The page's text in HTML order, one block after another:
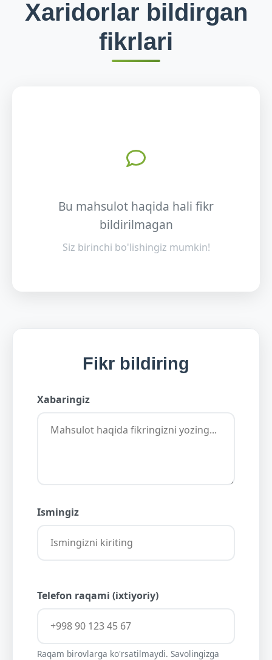
Xaridorlar bildirgan
fikrlari
Bu mahsulot haqida hali fikr
bildirilmagan
Siz birinchi bo'lishingiz mumkin!
Fikr bildiring
Xabaringiz
Ismingiz
Telefon raqami (ixtiyoriy)
Raqam birovlarga ko'rsatilmaydi. Savolingizga